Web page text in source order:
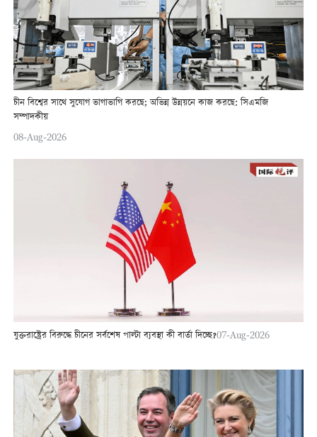
চীন বিশ্বের সাথে সুযোগ ভাগাভাগি করছে; অভিন্ন উন্নয়নে কাজ করছে: সিএমজি
সম্পাদকীয়
08-Aug-2026
যুক্তরাষ্ট্রের বিরুদ্ধে চীনের সর্বশেষ পাল্টা ব্যবস্থা কী বার্তা দিচ্ছে?07-Aug-2026